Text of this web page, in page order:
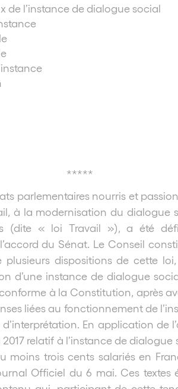
de l’instance de dialogue social
*****
parlementaires nourris et
à la modernisation du dialogue
(dite « loi Travail »), a été
du Sénat. Le Conseil
dispositions de cette
d’une instance de dialogue
à la Constitution, après
liées au fonctionnement de
En application de
2017 relatif à l’instance de
moins trois cents salariés en
Officiel du 6 mai. Ces textes